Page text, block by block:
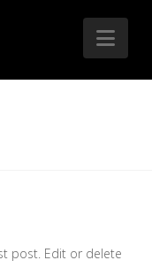
post. Edit or delete